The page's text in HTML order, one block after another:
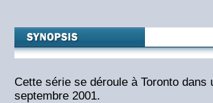
Cette série se déroule à Toronto
septembre 2001.